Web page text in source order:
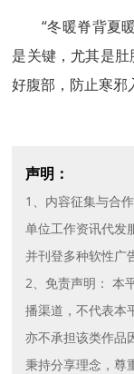
“冬暖脊背夏暖
是关键，尤其是
好腹部，防止寒邪
声明：
1、内容征集与合
单位工作资讯代发
并刊登多种软性广
2、免责声明： 本
播渠道，不代表本
亦不承担该类作品
秉持分享理念，尊